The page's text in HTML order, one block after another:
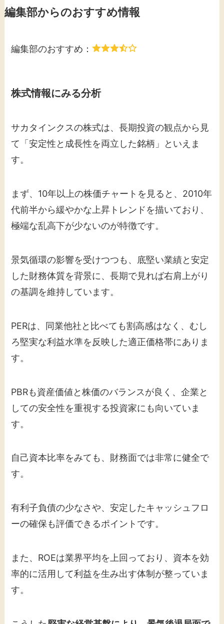
編集部からのおすすめ情報
編集部のおすすめ：
株式情報にみる分析
サカタインクスの株式は、長期投資の観点から見
て「安定性と成長性を両立した銘柄」といえま
す。
まず、10年以上の株価チャートを見ると、2010年
代前半から緩やかな上昇トレンドを描いており、
極端な乱高下が少ないのが特徴です。
景気循環の影響を受けつつも、底堅い業績と安定
した財務体質を背景に、長期で見れば右肩上がり
の基調を維持しています。
PERは、同業他社と比べても割高感はなく、むし
ろ堅実な利益水準を反映した適正価格帯にありま
す。
PBRも資産価値と株価のバランスが良く、企業と
しての安全性を重視する投資家にも向いていま
す。
自己資本比率をみても、財務面では非常に健全で
す。
有利子負債の少なさや、安定したキャッシュフロ
ーの確保も評価できるポイントです。
また、ROEは業界平均を上回っており、資本を効
率的に活用して利益を生み出す体制が整っていま
す。